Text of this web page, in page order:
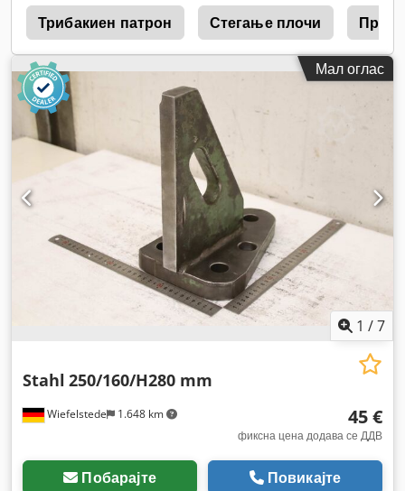
Трибакиен патрон Стегање плочи
Мал оглас
1 /7
Wiefelstede 1.648 km
Stahl 250/160/H280 mm
45 €
фиксна цена додава се ДДВ
Побарајте Повикајте